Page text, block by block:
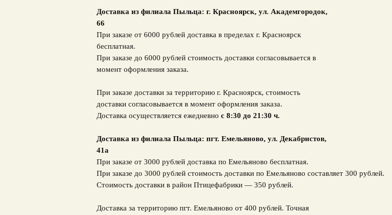
Доставка из филиала Пыльца: г. Красноярск, ул. Академгородок,
66
При заказе от 6000 рублей доставка в пределах г. Красноярск
бесплатная.
При заказе до 6000 рублей стоимость доставки согласовывается в
момент оформления заказа.
При заказе доставки за территорию г. Красноярск, стоимость
доставки согласовывается в момент оформления заказа.
Доставка осуществляется ежедневно с 8:30 до 21:30 ч.
Доставка из филиала Пыльца: пгт. Емельяново, ул. Декабристов,
41а
При заказе от 3000 рублей доставка по Емельяново бесплатная.
При заказе до 3000 рублей стоимость доставки по Емельяново составляет 300 рублей.
Стоимость доставки в район Птицефабрики — 350 рублей.
Доставка за территорию пгт. Емельяново от 400 рублей. Точная